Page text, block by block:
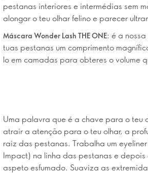
pestanas interiores e intermédias sem
alongar o teu olhar felino e parecer
Máscara Wonder Lash THE ONE: é a
tuas pestanas um comprimento
lo em camadas para obteres o volume
Uma palavra que é a chave para o teu
atrair a atenção para o teu olhar, a
raiz das pestanas. Trabalha um
Impact) na linha das pestanas e
aspeto esfumado. Suaviza as